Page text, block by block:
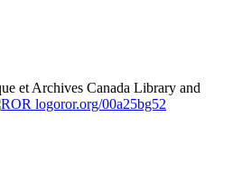
et Archives Canada Library and
ror.org/00a25bg52